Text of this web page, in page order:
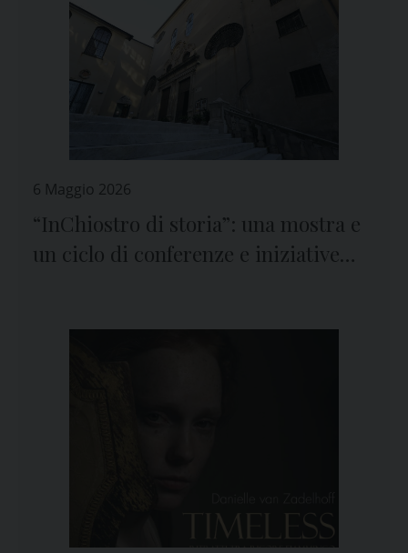
6 Maggio 2026
“InChiostro di storia”: una mostra e
un ciclo di conferenze e iniziative